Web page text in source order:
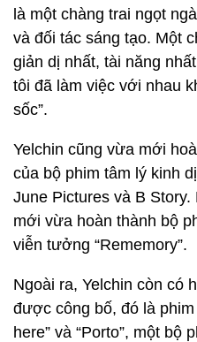
là một chàng trai ngọt
và đối tác sáng tạo. Một
giản dị nhất, tài năng
tôi đã làm việc với nhau
sốc”.
Yelchin cũng vừa mới
của bộ phim tâm lý kinh
June Pictures và B
mới vừa hoàn thành bộ
viễn tưởng “Rememory”.
Ngoài ra, Yelchin còn có
được công bố, đó là phim
here” và “Porto”, một bộ